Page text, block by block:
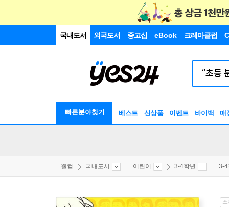
국내도서 외국도서 중고샵 eBook 크레마클럽
빠른분야찾기 베스트 신상품 이벤트 바이백 매
웰컴 국내도서 어린이 3-4학년 3-4